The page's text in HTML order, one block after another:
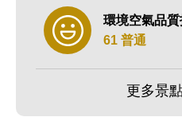
環境空氣品質
61 普通
更多景